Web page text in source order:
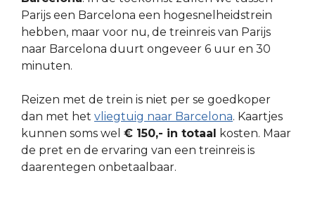
Parijs een Barcelona een hogesnelheidstrein
hebben, maar voor nu, de treinreis van Parijs
naar Barcelona duurt ongeveer 6 uur en 30
minuten.
Reizen met de trein is niet per se goedkoper
dan met het vliegtuig naar Barcelona. Kaartjes
kunnen soms wel € 150,- in totaal kosten. Maar
de pret en de ervaring van een treinreis is
daarentegen onbetaalbaar.